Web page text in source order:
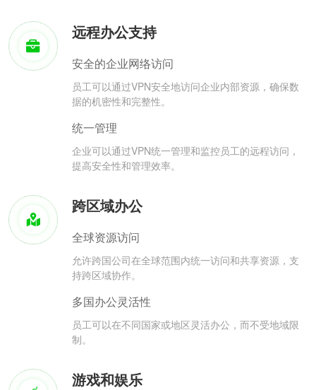
远程办公支持
安全的企业网络访问
员工可以通过VPN安全地访问企业内部资源，确保数
据的机密性和完整性。
统一管理
企业可以通过VPN统一管理和监控员工的远程访问，
提高安全性和管理效率。
跨区域办公
全球资源访问
允许跨国公司在全球范围内统一访问和共享资源，支
持跨区域协作。
多国办公灵活性
员工可以在不同国家或地区灵活办公，而不受地域限
制。
游戏和娱乐